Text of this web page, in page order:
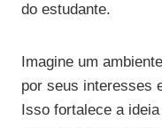
do estudante.
Imagine um
por seus interesses
Isso fortalece a